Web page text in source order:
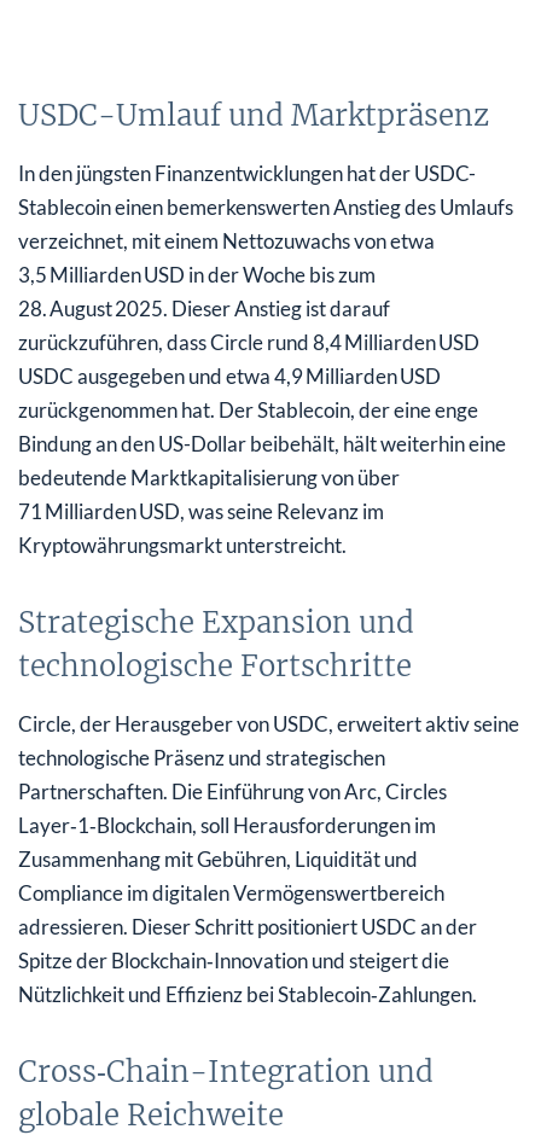
USDC-Umlauf und Marktpräsenz
In den jüngsten Finanzentwicklungen hat der USDC-
Stablecoin einen bemerkenswerten Anstieg des Umlaufs
verzeichnet, mit einem Nettozuwachs von etwa
3,5 Milliarden USD in der Woche bis zum
28. August 2025. Dieser Anstieg ist darauf
zurückzuführen, dass Circle rund 8,4 Milliarden USD
USDC ausgegeben und etwa 4,9 Milliarden USD
zurückgenommen hat. Der Stablecoin, der eine enge
Bindung an den US-Dollar beibehält, hält weiterhin eine
bedeutende Marktkapitalisierung von über
71 Milliarden USD, was seine Relevanz im
Kryptowährungsmarkt unterstreicht.
Strategische Expansion und
technologische Fortschritte
Circle, der Herausgeber von USDC, erweitert aktiv seine
technologische Präsenz und strategischen
Partnerschaften. Die Einführung von Arc, Circles
Layer‑1‑Blockchain, soll Herausforderungen im
Zusammenhang mit Gebühren, Liquidität und
Compliance im digitalen Vermögenswertbereich
adressieren. Dieser Schritt positioniert USDC an der
Spitze der Blockchain‑Innovation und steigert die
Nützlichkeit und Effizienz bei Stablecoin‑Zahlungen.
Cross‑Chain-Integration und
globale Reichweite